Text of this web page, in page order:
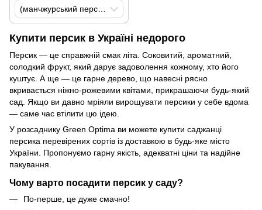
Купити персик в Україні недорого
Персик — це справжній смак літа. Соковитий, ароматний,
солодкий фрукт, який дарує задоволення кожному, хто його
куштує. А ще — це гарне дерево, що навесні рясно
вкривається ніжно-рожевими квітами, прикрашаючи будь-який
сад. Якщо ви давно мріяли вирощувати персики у себе вдома
— саме час втілити цю ідею.
У розсаднику Green Optima ви можете купити саджанці
персика перевірених сортів із доставкою в будь-яке місто
України. Пропонуємо гарну якість, адекватні ціни та надійне
пакування.
Чому варто посадити персик у саду?
По-перше, це дуже смачно!